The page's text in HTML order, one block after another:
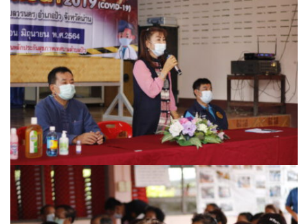
สมบัติทัวร์ (ทุ่งช้าง – กรุงเทพฯ)
สุวัฒนายานยนต์
ธุรกิจสปา/ร้านนวด
ติ๊ก นวดเพื่อสุขภาพ
วรนคร นวดเพื่อสุขภาพ
สรีสราญนาสปา & วิว
เฮือนปัว